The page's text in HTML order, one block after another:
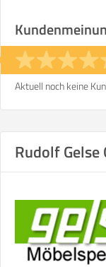
Aktuell noch keine
Rudolf Gelse